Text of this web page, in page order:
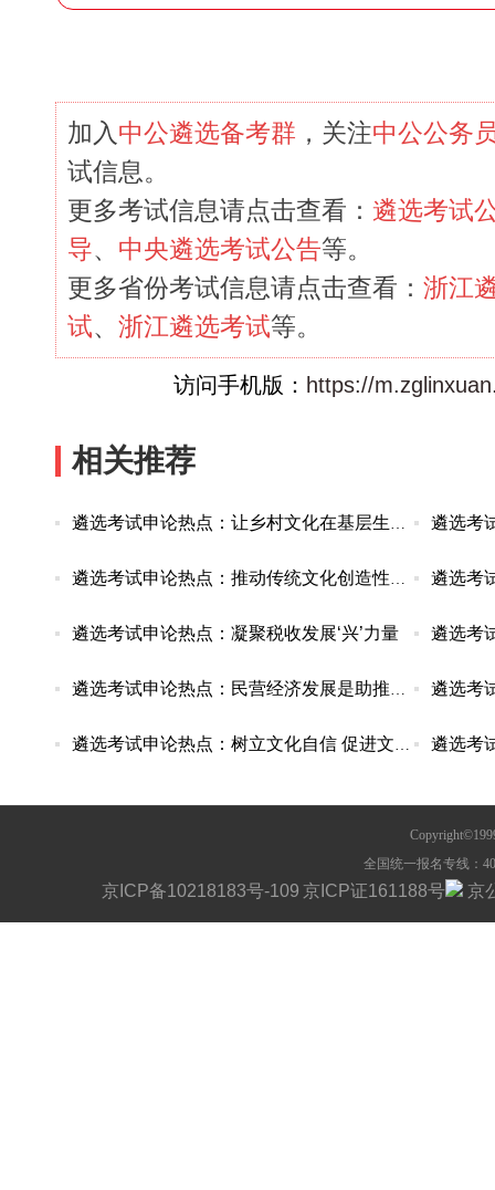
加入 中公遴选备考群 ，关注中公公务
试信息。
更多考试信息请点击查看： 遴选考试
导、 中央遴选考试公告等。
更多省份考试信息请点击查看： 浙江
试、 浙江遴选考试等。
访问手机版： https://
相关推荐
遴选考试申论热点：让乡村文化在基层生根发芽
遴选考试申论热点：推动传统文化创造性转化、创新
遴选考试申论热点：凝聚税收发展‘兴’力量 遴选考
遴选考试申论热点：民营经济发展是助推高质量发展
遴选考试申论热点：树立文化自信 促进文化大繁荣
全国统一报名专线：
京ICP备10218183号-109 京ICP证161188号 京